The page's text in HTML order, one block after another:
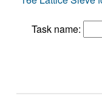
Task name: